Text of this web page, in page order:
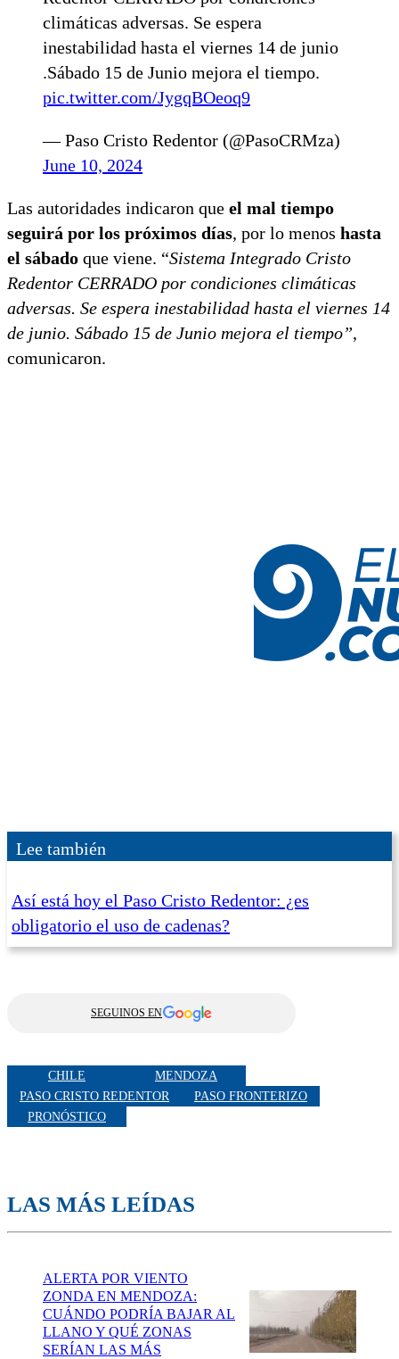
climáticas adversas. Se espera
inestabilidad hasta el viernes 14 de junio
.Sábado 15 de Junio mejora el tiempo.
pic.twitter.com/JygqBOeoq9
— Paso Cristo Redentor (@PasoCRMza)
June 10, 2024
Las autoridades indicaron que el mal tiempo
seguirá por los próximos días, por lo menos hasta
el sábado que viene. “Sistema Integrado Cristo
Redentor CERRADO por condiciones climáticas
adversas. Se espera inestabilidad hasta el viernes 14
de junio. Sábado 15 de Junio mejora el tiempo”,
comunicaron.
Lee también
Así está hoy el Paso Cristo Redentor: ¿es
obligatorio el uso de cadenas?
SEGUINOS EN
CHILE
MENDOZA
PASO CRISTO REDENTOR
PASO FRONTERIZO
PRONÓSTICO
LAS MÁS LEÍDAS
ALERTA POR VIENTO
ZONDA EN MENDOZA:
CUÁNDO PODRÍA BAJAR AL
LLANO Y QUÉ ZONAS
SERÍAN LAS MÁS